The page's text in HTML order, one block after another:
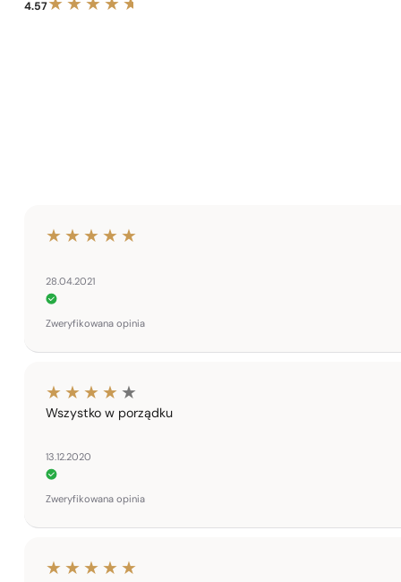
4.57
28.04.2021
Zweryfikowana opinia
Wszystko w porządku
13.12.2020
Zweryfikowana opinia